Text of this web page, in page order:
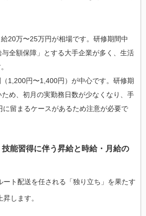
給20万〜25万円が相場です。研修期間中
与全額保障」とする大手企業が多く、生活
（1,200円〜1,400円）が中心です。研修期
め、初月の実勤務日数が少なくなり、手
留まるケースがあるため注意が必要で
能習得に伴う昇給と時給・月給の
ート配送を任される「独り立ち」を果たす
します。